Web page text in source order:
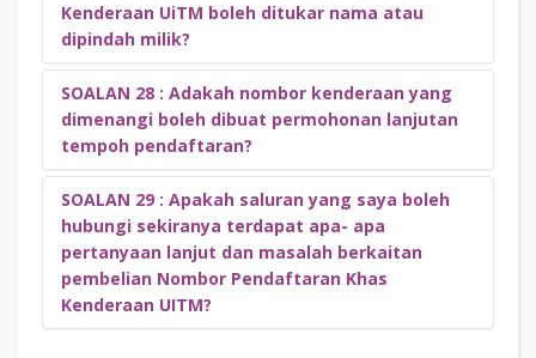
dibeli akan ditarik balik tanpa sebarang notis dan bayaran
yang telah dibuat TIDAK akan dikembalikan dan menjadi
hasil UiTM.
Kenderaan UiTM boleh ditukar nama atau
dipindah milik?
YA,dibenarkan. Bagi urusan permohonan pertukaran nama,
sila klikSINI.
SOALAN 28 : Adakah nombor kenderaan yang
dimenangi boleh dibuat permohonan lanjutan
tempoh pendaftaran?
YA, dibenarkan. Bagi urusan permohonan perlanjutan
tempoh pendaftaran, sila klikSINI.
SOALAN 29 : Apakah saluran yang saya boleh
hubungi sekiranya terdapat apa- apa
pertanyaan lanjut dan masalah berkaitan
pembelian Nombor Pendaftaran Khas
Kenderaan UITM?